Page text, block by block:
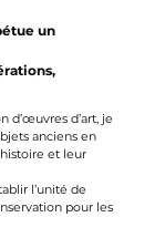
un
d’œuvres d’art, je
anciens en
et leur
l’unité de
pour les